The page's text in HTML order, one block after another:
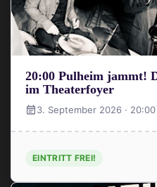
20:00 Pulheim jammt!
im Theaterfoyer
3. September 2026 · 20:00
EINTRITT FREI!